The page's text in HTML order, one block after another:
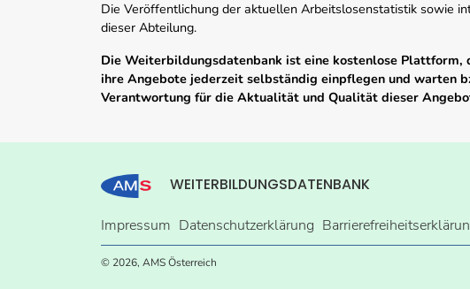
Die Veröffentlichung der aktuellen Arbeitslosenstatistik sowie
dieser Abteilung.
Die Weiterbildungsdatenbank ist eine kostenlose
ihre Angebote jederzeit selbständig einpflegen und warten
Verantwortung für die Aktualität und Qualität dieser
WEITERBILDUNGSDATENBANK
Impressum Datenschutzerklärung
© 2026, AMS Österreich